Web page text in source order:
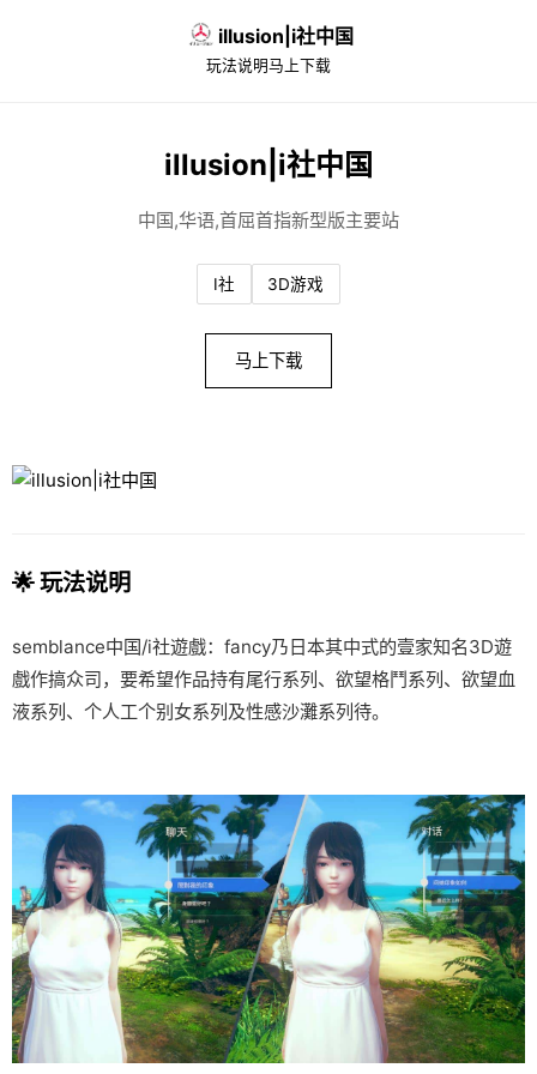
illusion|i社中国
玩法说明马上下载
illusion|i社中国
中国,华语,首屈首指新型版主要站
I社 3D游戏
马上下载
🌟 玩法说明
semblance中国/i社遊戲：fancy乃日本其中式的壹家知名3D遊
戲作搞众司，要希望作品持有尾行系列、欲望格鬥系列、欲望血
液系列、个人工个别女系列及性感沙灘系列待。